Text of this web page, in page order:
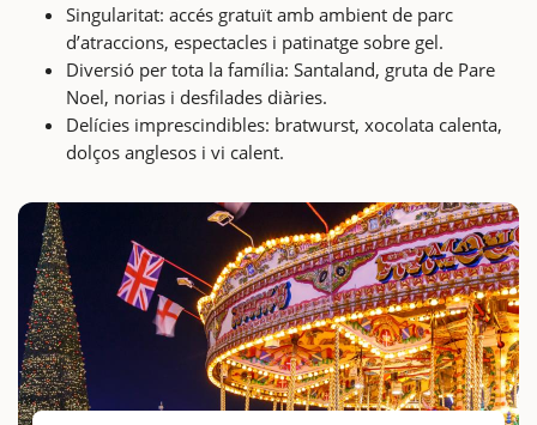
Singularitat: accés gratuït amb ambient de parc
d’atraccions, espectacles i patinatge sobre gel.
Diversió per tota la família: Santaland, gruta de Pare
Noel, norias i desfilades diàries.
Delícies imprescindibles: bratwurst, xocolata calenta,
dolços anglesos i vi calent.